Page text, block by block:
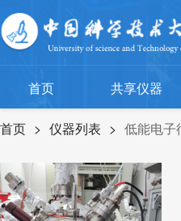
首页 共享仪器
首页 > 仪器列表 > 低能电子